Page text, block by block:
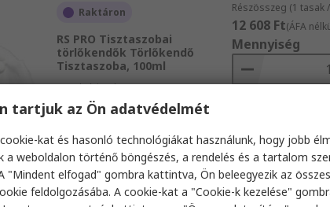
Raktáron
RS PRO Tisztaszobai
törlőkendők Törlőkendő
Tisztaszoba, 100ml
RS raktári szám829-5120
Részösszeg (1 tasak
12 608 Ft(ÁFA
Mennyiség
Részösszeg (1
tartjuk az Ön adatvédelmét
kat és hasonló technológiákat használunk, hogy jobb
a weboldalon történő böngészés, a rendelés és a tartalom
"Mindent elfogad" gombra kattintva, Ön beleegyezik az összes
feldolgozásába. A cookie-kat a "Cookie-k kezelése"